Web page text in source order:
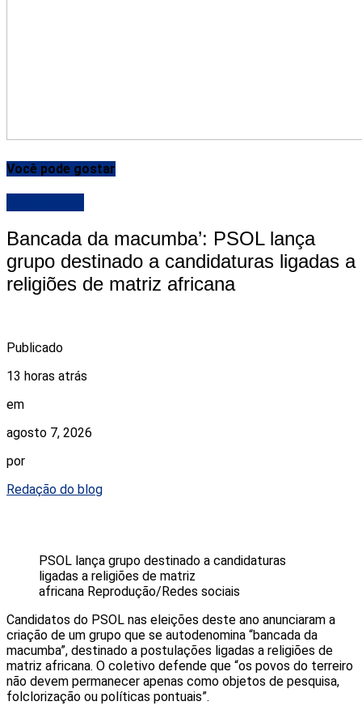
Você pode gostar
Bancada da macumba’: PSOL lança
grupo destinado a candidaturas ligadas a
religiões de matriz africana
Publicado
13 horas atrás
em
agosto 7, 2026
por
Redação do blog
PSOL lança grupo destinado a candidaturas
ligadas a religiões de matriz
africana Reprodução/Redes sociais
Candidatos do PSOL nas eleições deste ano anunciaram a
criação de um grupo que se autodenomina “bancada da
macumba”, destinado a postulações ligadas a religiões de
matriz africana. O coletivo defende que “os povos do terreiro
não devem permanecer apenas como objetos de pesquisa,
folclorização ou políticas pontuais”.